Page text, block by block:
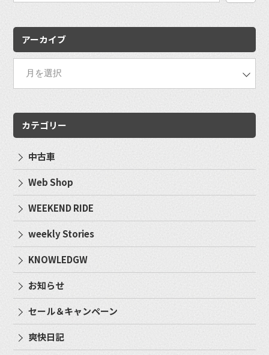
アーカイブ
カテゴリー
中古車
Web Shop
WEEKEND RIDE
weekly Stories
KNOWLEDGW
お知らせ
セール＆キャンペーン
爽快日記